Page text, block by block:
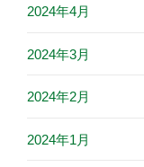
2024年4月
2024年3月
2024年2月
2024年1月